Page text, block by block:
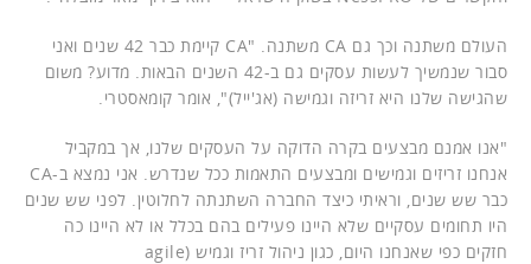
העולם משתנה וכך גם CA משתנה. "CA קיימת כבר 42 שנים ואני
סבור שנמשיך לעשות עסקים גם ב-42 השנים הבאות. מדוע? משום
שהגישה שלנו היא זריזה וגמישה (אג'ייל)", אומר קומאסטרי.
"אנו אמנם מבצעים בקרה הדוקה על העסקים שלנו, אך במקביל
אנחנו זריזים וגמישים ומבצעים התאמות ככל שנדרש. אני נמצא ב-CA
כבר שש שנים, וראיתי כיצד החברה השתנתה לחלוטין. לפני שש שנים
היו תחומים עסקיים שלא היינו פעילים בהם בכלל או לא היינו כה
חזקים כפי שאנחנו היום, כגון ניהול זריז וגמיש (agile